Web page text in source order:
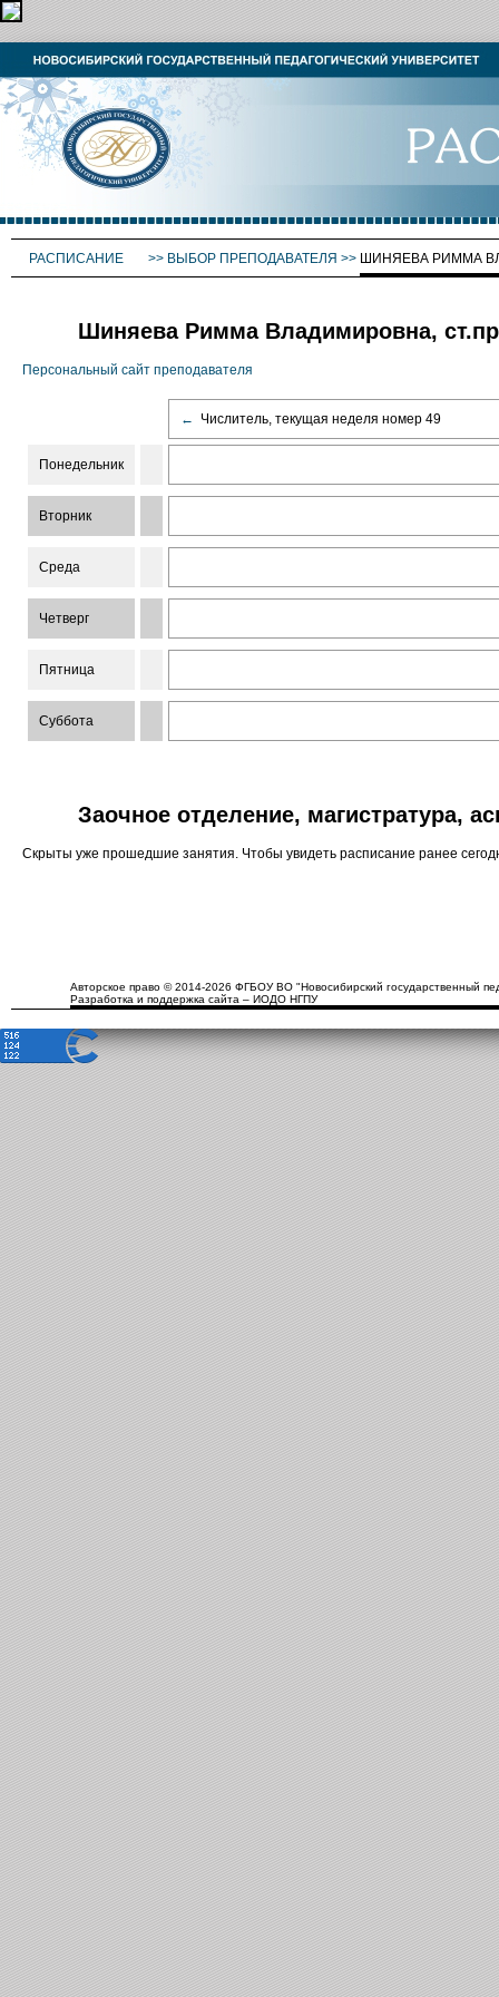
РАСПИСАНИЕ >> ВЫБОР ПРЕПОДАВАТЕЛЯ >> ШИНЯЕВА РИММА
Шиняева Римма Владимировна,
Персональный сайт преподавателя
← Числитель, текущая неделя номер 49
Понедельник
Вторник
Среда
Четверг
Пятница
Суббота
Заочное отделение, магистратура,
Скрыты уже прошедшие занятия. Чтобы увидеть расписание ранее
Авторское право © 2014-2026 ФГБОУ ВО "Новосибирский государственный
Разработка и поддержка сайта – ИОДО НГПУ